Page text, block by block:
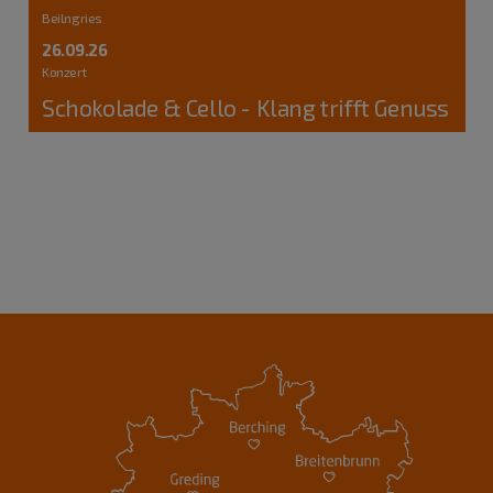
Beilngries
26.09.26
Konzert
Schokolade & Cello - Klang trifft Genuss